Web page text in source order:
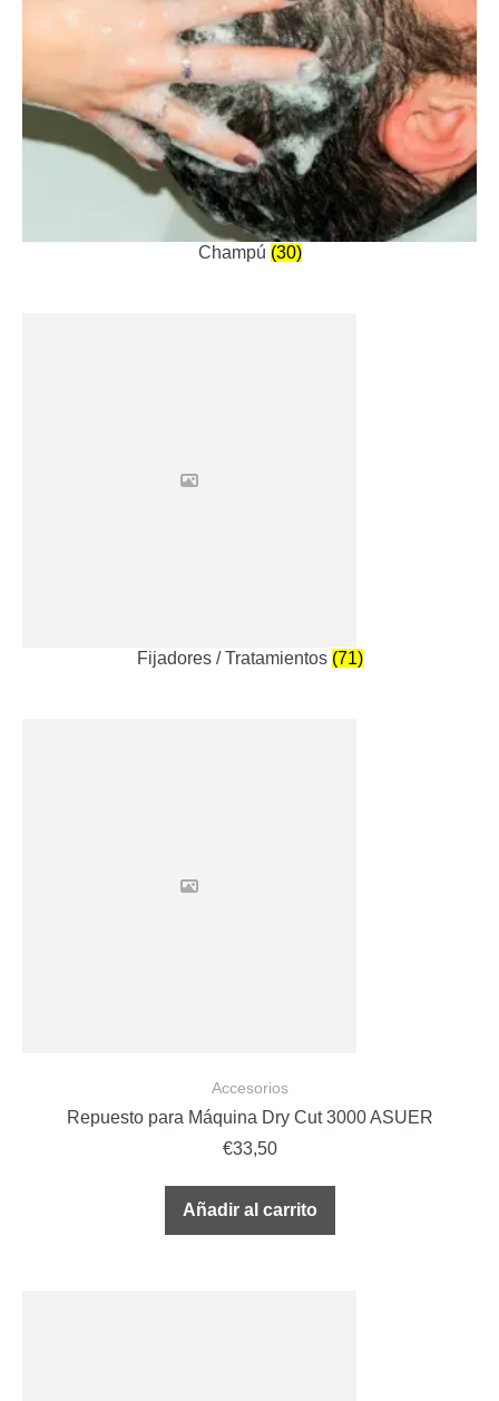
Champú (30)
Fijadores / Tratamientos (71)
Accesorios
Repuesto para Máquina Dry Cut 3000 ASUER
€33,50
Añadir al carrito